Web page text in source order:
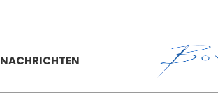
NACHRICHTEN